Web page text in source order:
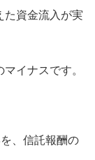
た資金流入が実
イナスです。
、信託報酬の